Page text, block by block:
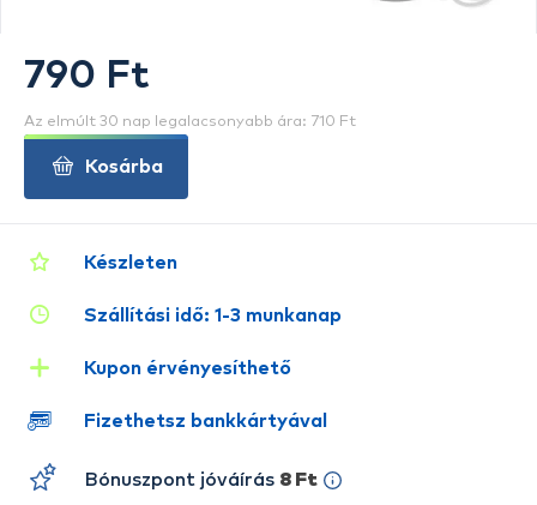
Készleten
Szállítási idő: 1-3 munkanap
Kupon érvényesíthető
Fizethetsz bankkártyával
Bónuszpont jóváírás 8 Ft
790 Ft
Az elmúlt 30 nap legalacsonyabb ára: 710 Ft
Kosárba